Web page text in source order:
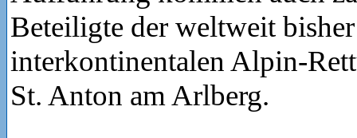
Beteiligte der weltweit
interkontinentalen Alpin-
St. Anton am Arlberg.